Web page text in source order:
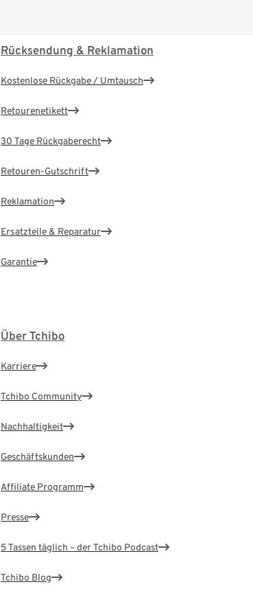
Rücksendung & Reklamation
Kostenlose Rückgabe / Umtausch
Retourenetikett
30 Tage Rückgaberecht
Retouren-Gutschrift
Reklamation
Ersatzteile & Reparatur
Garantie
Über Tchibo
Karriere
Tchibo Community
Nachhaltigkeit
Geschäftskunden
Affiliate Programm
Presse
5 Tassen täglich – der Tchibo Podcast
Tchibo Blog